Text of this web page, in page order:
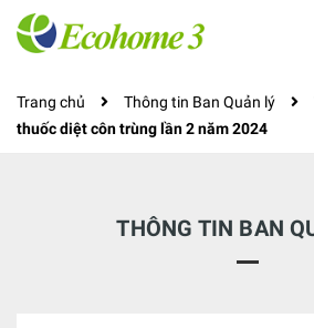
Trang chủ Thông tin Ban Quản lý
thuốc diệt côn trùng lần 2 năm 2024
THÔNG TIN BAN